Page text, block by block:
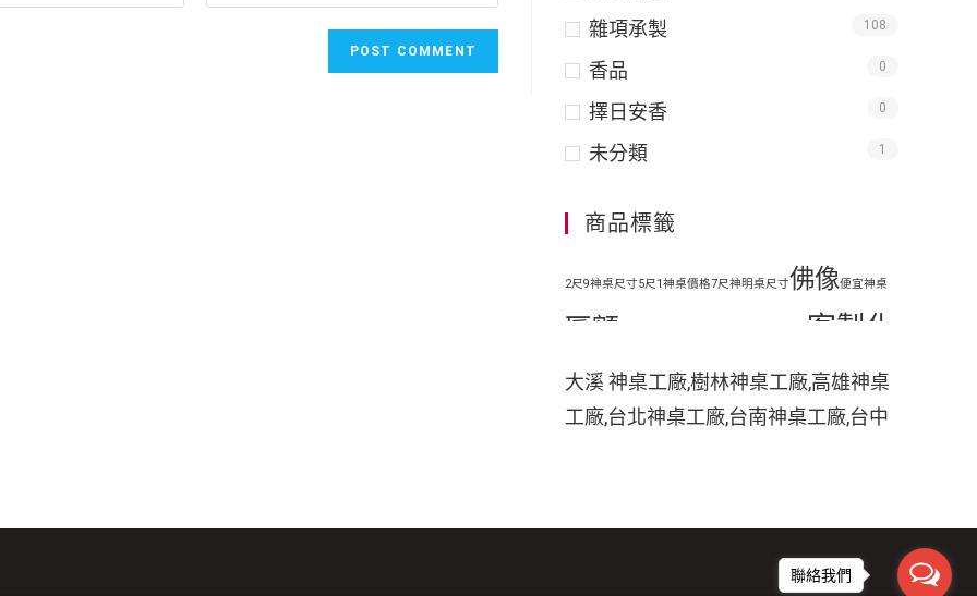
雜項承製 108
香品 0
擇日安香 0
未分類 1
商品標籤
2尺9神桌尺寸5尺1神桌價格7尺神明桌尺寸佛像便宜神桌
匾額 客製化
客製化手工木雕匾額客製
化手工雕刻匾額客製化整修貼金彩
木雕木雕匾
大溪 神桌工廠,樹林神桌工廠,高雄神桌
工廠,台北神桌工廠,台南神桌工廠,台中
擺設禁忌,大溪神桌,鹿港神桌神像雕刻
佛具店,玄天上帝神像雕刻,吳府千歲神
聯絡我們